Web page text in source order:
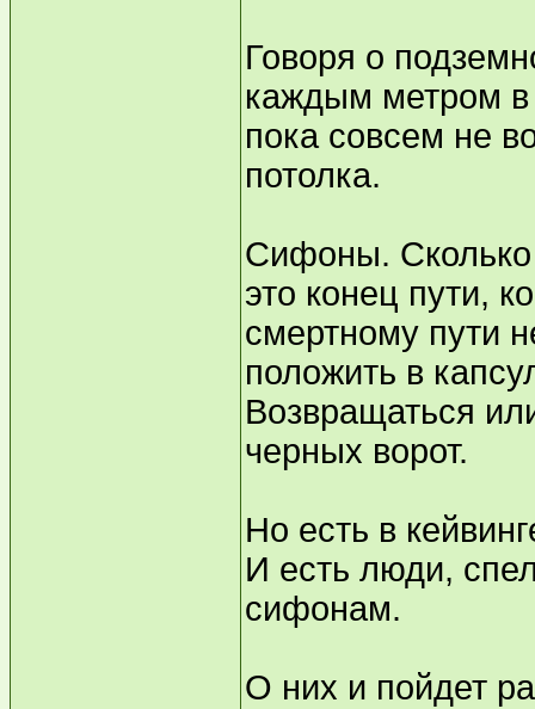
Говоря о
каждым метром в
пока совсем не
потолка.
Сифоны. Сколько
это конец пути,
смертному пути
положить в
Возвращаться
черных ворот.
Но есть в
И есть люди,
сифонам.
О них и пойдет